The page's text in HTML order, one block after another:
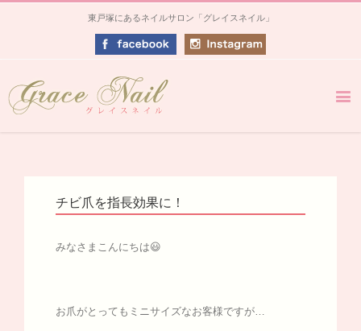
東戸塚にあるネイルサロン「グレイスネイル」
チビ爪を指長効果に！
みなさまこんにちは😃
お爪がとってもミニサイズなお客様ですが…